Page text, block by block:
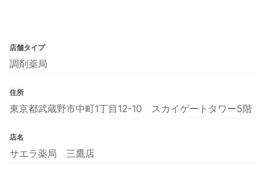
店舗タイプ
調剤薬局
住所
東京都武蔵野市中町1丁目12-10 スカイゲートタワー5階
店名
サエラ薬局 三鷹店